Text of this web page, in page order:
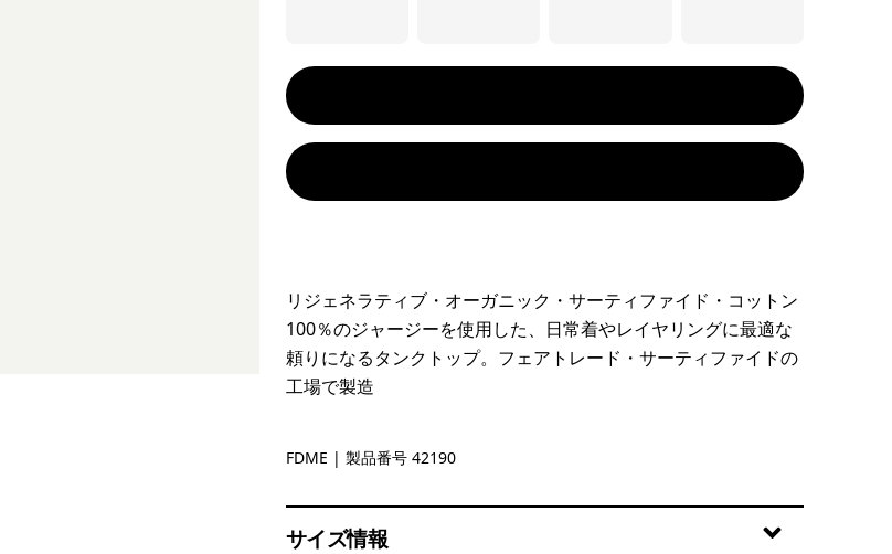
リジェネラティブ・オーガニック・サーティファイド・コットン
100％のジャージーを使用した、日常着やレイヤリングに最適な
頼りになるタンクトップ。フェアトレード・サーティファイドの
工場で製造
Field Day: Rock Melon
FDME | 製品番号 42190
サイズ情報